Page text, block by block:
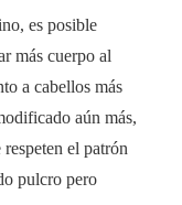
es posible
más cuerpo al
a cabellos más
aún más,
el patrón
pulcro pero